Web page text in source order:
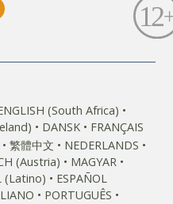
(South Africa)
DANSK FRANÇAIS
繁體中文
NEDERLANDS
(Austria)
MAGYAR
(Latino)
ESPAÑOL
PORTUGUÊS